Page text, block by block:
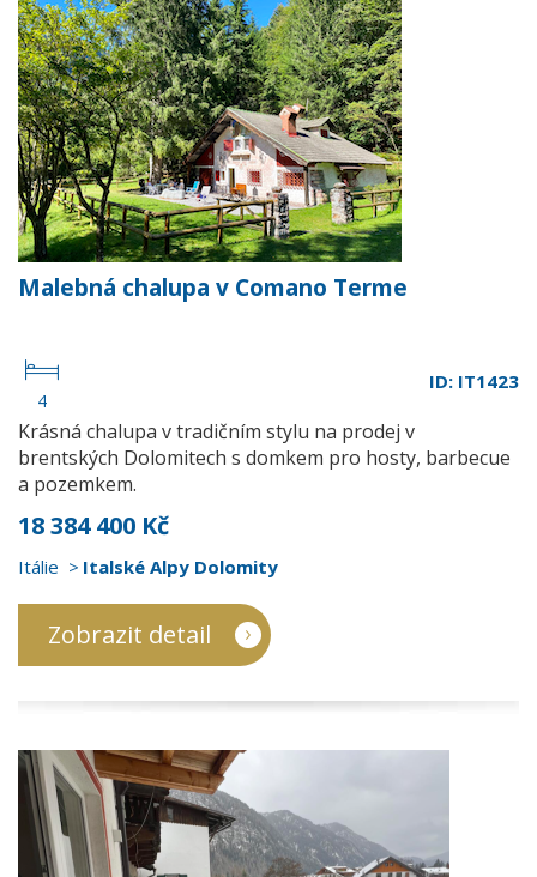
Malebná chalupa v Comano Terme
4
ID: IT1423
Krásná chalupa v tradičním stylu na prodej v
brentských Dolomitech s domkem pro hosty, barbecue
a pozemkem.
18 384 400 Kč
Itálie Italské Alpy Dolomity
Zobrazit detail